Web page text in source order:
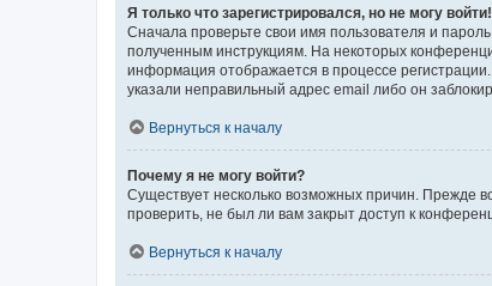
Я только что зарегистрировался, но не могу войти!
Сначала проверьте свои имя пользователя и
полученным инструкциям. На некоторых
информация отображается в процессе
указали неправильный адрес email либо он
Вернуться к началу
Почему я не могу войти?
Существует несколько возможных причин. Прежде
проверить, не был ли вам закрыт доступ к
Вернуться к началу